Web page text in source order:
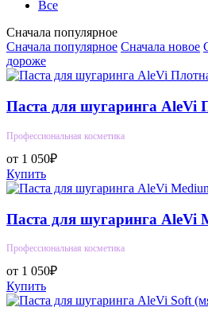
Все
Сначала популярное
Сначала популярное Сначала новое
дороже
Паста для шугаринга AleVi
Профессиональная косметика
от 1 050₽
Купить
Паста для шугаринга AleVi
Профессиональная косметика
от 1 050₽
Купить